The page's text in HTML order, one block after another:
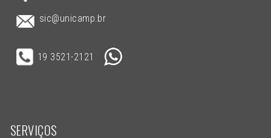
sic@unicamp.br
19 3521-2121
SERVIÇOS